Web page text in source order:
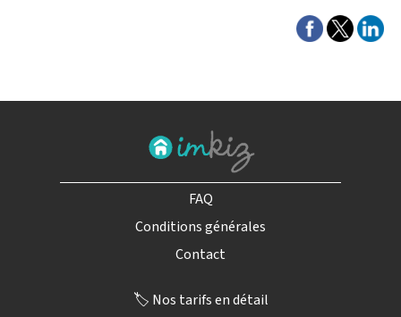
FAQ
Conditions générales
Contact
🏷️ Nos tarifs en détail